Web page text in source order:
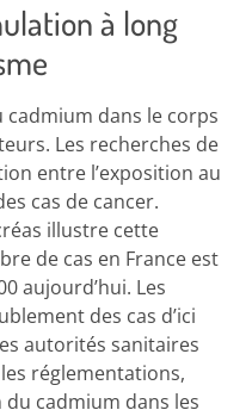
à long
cadmium dans le corps
Les recherches de
entre l’exposition au
cas de cancer.
illustre cette
de cas en France est
aujourd’hui. Les
des cas d’ici
autorités sanitaires
réglementations,
cadmium dans les